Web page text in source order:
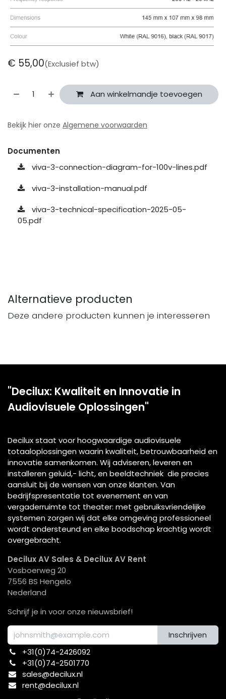
€ 55,00(Exclusief btw)
Aan winkelmandje toevoegen
Bekijk hier onze Algemene voorwaarden
Documenten
viva-3-connection-diagram-for-100v-lines.pdf
viva-3-installation-manual.pdf
viva-3-technical-specification-2025-05-
05.pdf
Alternatieve producten
Deze andere producten kunnen je interesseren
"Decilux: Kwaliteit en Innovatie in
Audiovisuele Oplossingen"
Decilux staat voor hoogwaardige audiovisuele
totaaloplossingen waarin kwaliteit, betrouwbaarheid en
innovatie samenkomen. Wij adviseren, leveren en
installeren geluid,- licht, en beeldtechniek die precies
aansluit bij de wensen van onze klanten. Van
bedrijfspresentatie tot evenement en van
vergaderruimte tot theater: met gebruiksvriendelijke
systemen zorgen wij dat elke omgeving professioneel
wordt ondersteund en elke boodschap krachtig wordt
overgebracht.
Decilux AV Sales & Decilux AV Rent
Vosboerweg 20
7556 BS Hengelo
Nederland
Schrijf je in voor onze nieuwsbrief!
Inschrijven
+31(0)74-2426092​
+31(0)74-2501770
sales@decilux.nl
rent@decilux.nl